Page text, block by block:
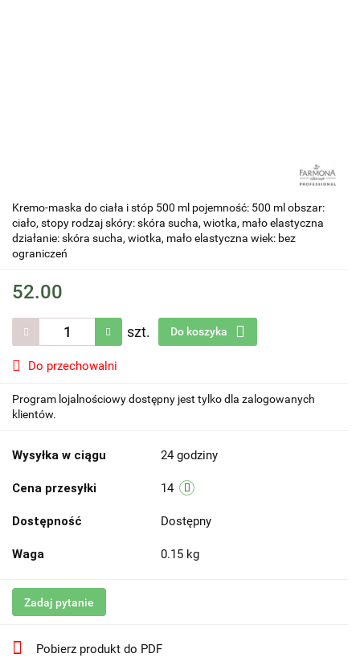
Kremo-maska do ciała i stóp 500 ml pojemność: 500 ml obszar:
ciało, stopy rodzaj skóry: skóra sucha, wiotka, mało elastyczna
działanie: skóra sucha, wiotka, mało elastyczna wiek: bez
ograniczeń
52.00
szt. Do koszyka
Do przechowalni
Program lojalnościowy dostępny jest tylko dla zalogowanych
klientów.
Wysyłka w ciągu 24 godziny
Cena przesyłki 14
Dostępność Dostępny
Waga 0.15 kg
Zadaj pytanie
Pobierz produkt do PDF